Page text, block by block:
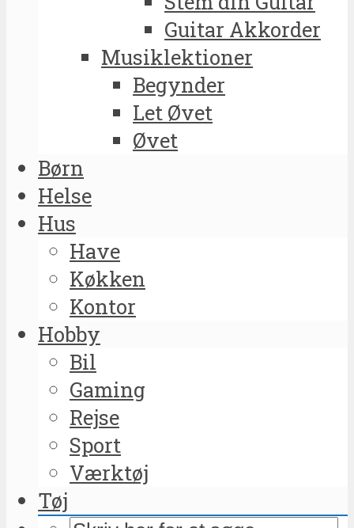
Guitar Akkorder
Musiklektioner
Begynder
Let Øvet
Øvet
Børn
Helse
Hus
Have
Køkken
Kontor
Hobby
Bil
Gaming
Rejse
Sport
Værktøj
Tøj